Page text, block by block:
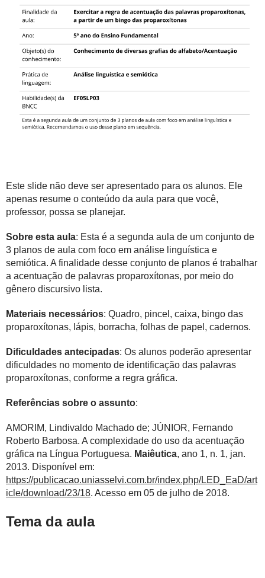
Este slide não deve ser apresentado para os alunos. Ele
apenas resume o conteúdo da aula para que você,
professor, possa se planejar.
Sobre esta aula: Esta é a segunda aula de um conjunto de
3 planos de aula com foco em análise linguística e
semiótica. A finalidade desse conjunto de planos é trabalhar
a acentuação de palavras proparoxítonas, por meio do
gênero discursivo lista.
Materiais necessários: Quadro, pincel, caixa, bingo das
proparoxítonas, lápis, borracha, folhas de papel, cadernos.
Dificuldades antecipadas: Os alunos poderão apresentar
dificuldades no momento de identificação das palavras
proparoxítonas, conforme a regra gráfica.
Referências sobre o assunto:
AMORIM, Lindivaldo Machado de; JÚNIOR, Fernando
Roberto Barbosa. A complexidade do uso da acentuação
gráfica na Língua Portuguesa. Maiêutica, ano 1, n. 1, jan.
2013. Disponível em:
https://publicacao.uniasselvi.com.br/index.php/LED_EaD/art
icle/download/23/18. Acesso em 05 de julho de 2018.
Tema da aula